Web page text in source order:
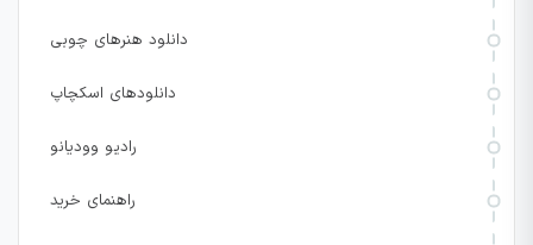
دانلود هنرهای چوبی
دانلودهای اسکچاپ
رادیو وودیانو
راهنمای خرید